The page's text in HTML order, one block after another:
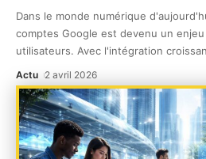
Dans le monde numérique
comptes Google est devenu un
utilisateurs. Avec l'intégration
Actu 2 avril 2026